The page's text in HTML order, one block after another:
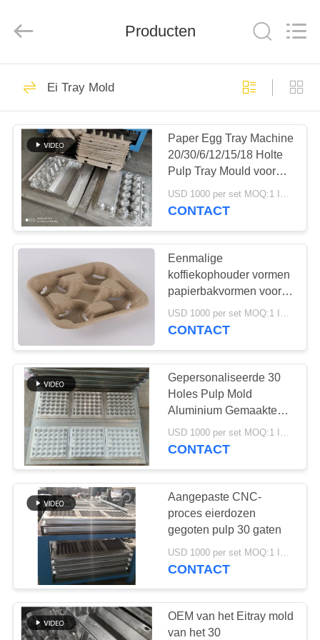
THUIS
PRODUCTEN
VIDEOS
OVER
ONS
FABRIEKSREIS
KWALITEITSCONTROLE
CONTACTEER
ONS
NIEUWS
ALLE
GEVALLEN
VRAAG
EEN
OFFERTE
AAN
Packing
Machinery
Document Ei Tray
Making Machine
108
productielijn voor
eiertrays
102
Eikarton het Maken
Machine
78
klein eidienblad die
machine maken
48
Producten
Ei Tray Mold
Paper Egg Tray Machine
20/30/6/12/15/18 Holte
Pulp Tray Mould voor
gevormde
pulpproducten
USD 1000 per set MOQ:1 Instellen
CONTACT
Eenmalige
koffiekophouder vormen
papierbakvormen voor 4
kopjes
USD 1000 per set MOQ:1 Instellen
CONTACT
Gepersonaliseerde 30
Holes Pulp Mold
Aluminium Gemaakte
Papierpulp
USD 1000 per set MOQ:1 Instellen
CONTACT
Aangepaste CNC-
proces eierdozen
gegoten pulp 30 gaten
CONTACT
OEM van het Eitray mold
van het 30